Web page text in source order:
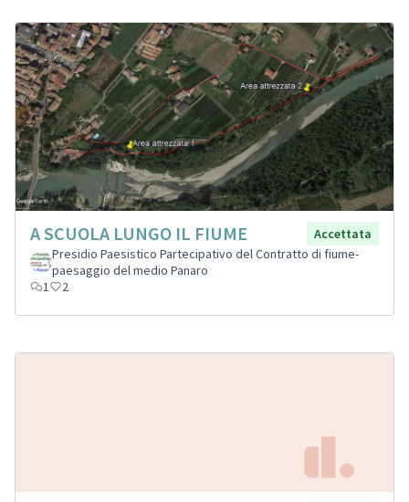
A SCUOLA LUNGO IL FIUME
Accettata
Presidio Paesistico Partecipativo del Contratto di fiume-
paesaggio del medio Panaro
1
2